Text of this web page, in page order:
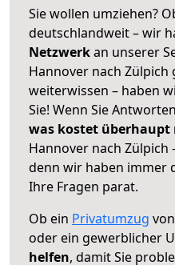
Sie wollen umziehen?
deutschlandweit – wir
Netzwerkan unserer
Hannover nach Zülpich
weiterwissen – haben
Sie! Wenn Sie
was kostet überhaupt
Hannover nach Zülpich
denn wir haben immer
Ihre Fragen parat.
Ob ein Privatumzug
oder ein gewerblicher
helfen, damit Sie